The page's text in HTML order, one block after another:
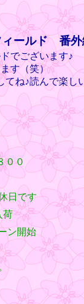
ールド 番外
でございます♪
す（笑）
てね♪読んで楽し
００
日です
荷
ン開始